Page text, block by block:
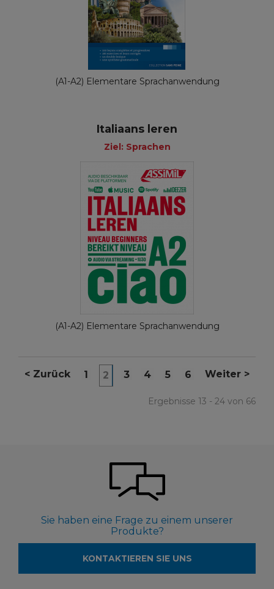
(A1-A2) Elementare Sprachanwendung
Italiaans leren
Ziel: Sprachen
(A1-A2) Elementare Sprachanwendung
<Zurück 1 2 3 4 5 6 Weiter >
Ergebnisse 13 - 24 von 66
Sie haben eine Frage zu einem unserer
Produkte?
KONTAKTIEREN SIE UNS